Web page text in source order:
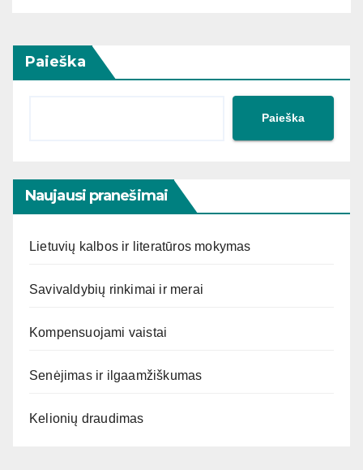
Paieška
Paieška
Naujausi pranešimai
Lietuvių kalbos ir literatūros mokymas
Savivaldybių rinkimai ir merai
Kompensuojami vaistai
Senėjimas ir ilgaamžiškumas
Kelionių draudimas